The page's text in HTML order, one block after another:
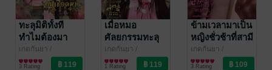
ทะลุมิติทั้งที
ทำไมต้องมา
เป็นภรรยาของ
คนเชือดหมู ใน
เกดกันยา /
Mylovenovel
นิยายรักจีนโบราณ
3 Rating
เมื่อหมอ
ศัลยกรรมทะลุ
มิติไปเป็นสตรี
อ้วนแสน
เกดกันยา /
Mylovenovel
นิยายรักจีนโบราณ
1 Rating
ข้ามเวลามาเป็น
หญิงชั่วช้าที่สามี
จะหย่า ยุค 80's
เกดกันยา /
Mylovenovel
นิยายรักจีนโบราณ
3 Rating